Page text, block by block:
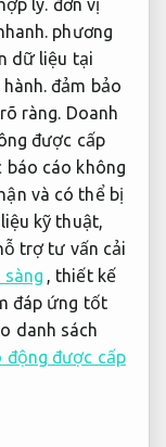
lý. đơn vị
phương
dữ liệu tại
đảm bảo
ràng. Doanh
được cấp
báo cáo không
và có thể bị
kỹ thuật,
trợ tư vấn cải
, thiết kế
đáp ứng tốt
danh sách
động được cấp